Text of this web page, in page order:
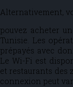
Alternativement,
pouvez acheter
Tunisie. Les
prépayés avec
Le Wi-Fi est
et restaurants des
connexion peut